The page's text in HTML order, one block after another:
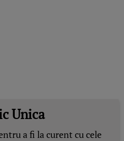
Unica
a fi la curent cu cele